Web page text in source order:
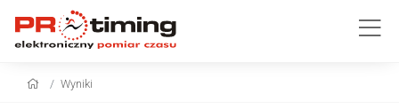
Wyniki